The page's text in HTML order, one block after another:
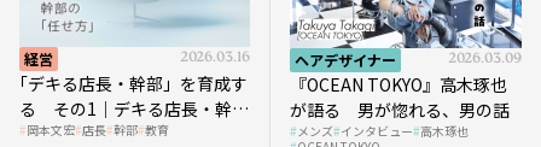
経営 2026.03.16
｢デキる店長・幹部」を育成す
る その1｜デキる店長・幹部
の「任せ方」
岡本文宏 店長 幹部 教育
ヘアデザイナー 2026.03.09
『OCEAN TOKYO』高木琢也
が語る 男が惚れる、男の話
メンズ インタビュー 高木琢也